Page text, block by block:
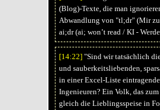
(Blog)-Texte, die man
Abwandlung von "tl;dr" (Mir zu
ai;dr (ai; won’t read / KI -
[14:22]"Sind wir tatsächlich
und sauberkeitsliebenden,
in einer Excel-Liste
Ingenieuren? Ein Volk, das
gleich die Lieblingsspeise in